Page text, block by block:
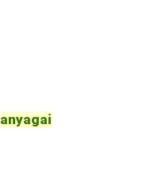
anyagai